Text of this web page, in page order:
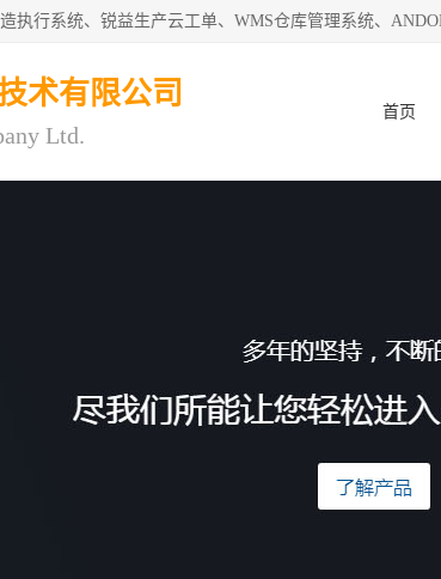
术有限公司
Ltd.
首页